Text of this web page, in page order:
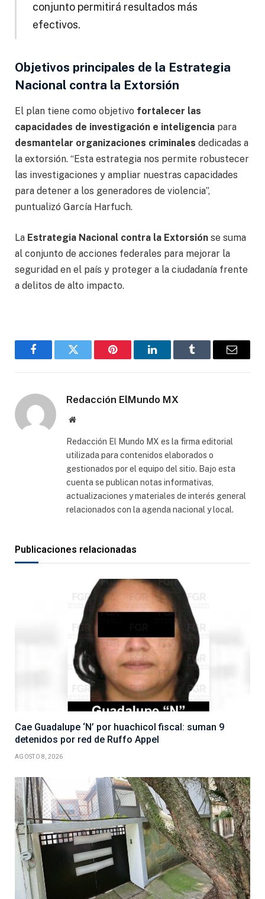
conjunto permitirá resultados más
efectivos.
Objetivos principales de la Estrategia
Nacional contra la Extorsión
El plan tiene como objetivo fortalecer las
capacidades de investigación e inteligencia para
desmantelar organizaciones criminales dedicadas a
la extorsión. “Esta estrategia nos permite robustecer
las investigaciones y ampliar nuestras capacidades
para detener a los generadores de violencia”,
puntualizó García Harfuch.
La Estrategia Nacional contra la Extorsión se suma
al conjunto de acciones federales para mejorar la
seguridad en el país y proteger a la ciudadanía frente
a delitos de alto impacto.
FacebookGorjeo Pinterest LinkedInTumblr
Correo
Redacción ElMundo MX
Sitio
Redacción El Mundo MX es la firma editorial
utilizada para contenidos elaborados o
gestionados por el equipo del sitio. Bajo esta
cuenta se publican notas informativas,
actualizaciones y materiales de interés general
relacionados con la agenda nacional y local.
Publicaciones relacionadas
Cae Guadalupe ‘N’ por huachicol fiscal: suman 9
detenidos por red de Ruffo Appel
AGOSTO 8, 2026